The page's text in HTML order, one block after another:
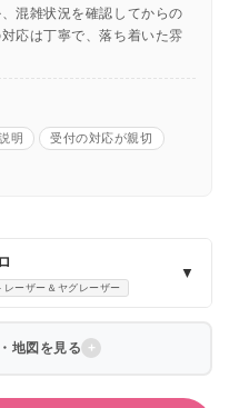
混雑状況を確認してからの
応は丁寧で、落ち着いた雰
明 受付の対応が親切
レーザー＆ヤグレーザー
▼
地図を見る